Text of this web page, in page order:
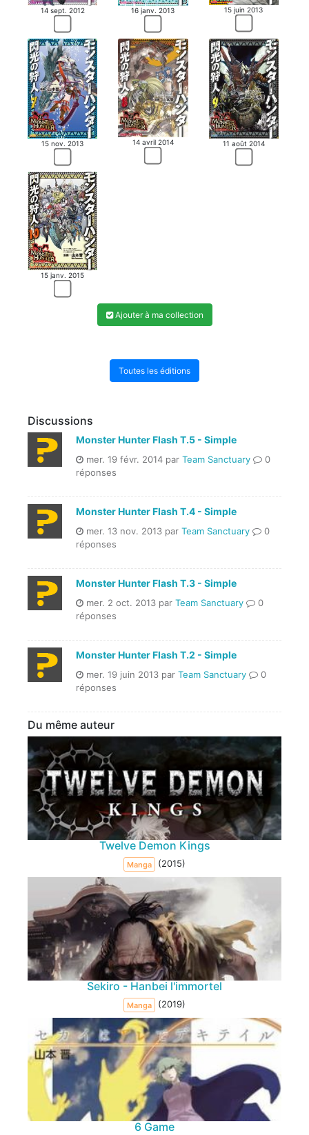
14 sept. 2012 16 janv. 2013 15 juin 2013
15 nov. 2013 14 avril 2014 11 août 2014
15 janv. 2015
Ajouter à ma collection
Toutes les éditions
Discussions
Monster Hunter Flash T.5 - Simple
mer. 19 févr. 2014 par Team Sanctuary
0
réponses
Monster Hunter Flash T.4 - Simple
mer. 13 nov. 2013 par Team Sanctuary
0
réponses
Monster Hunter Flash T.3 - Simple
mer. 2 oct. 2013 par Team Sanctuary
0
réponses
Monster Hunter Flash T.2 - Simple
mer. 19 juin 2013 par Team Sanctuary
0
réponses
Du même auteur
Twelve Demon Kings
Manga (2015)
Sekiro - Hanbei l'immortel
Manga (2019)
6 Game